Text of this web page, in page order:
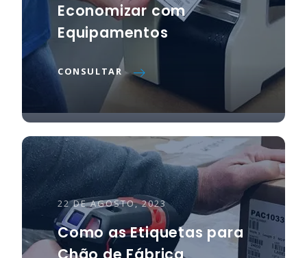
Economizar com
Equipamentos
CONSULTAR
22 DE AGOSTO, 2023
Como as Etiquetas para